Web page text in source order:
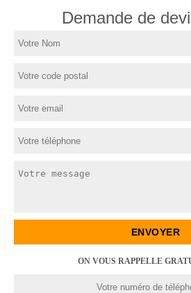
Demande de
ON VOUS RAPPELLE